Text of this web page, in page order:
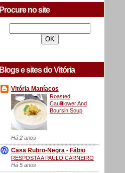
Procure no site
Blogs e sites do Vitória
Vitória Maníacos
Roasted
Cauliflower And
Boursin Soup
Há 2 anos
Casa Rubro-Negra - Fábio
RESPOSTA A PAULO CARNEIRO
Há 5 anos